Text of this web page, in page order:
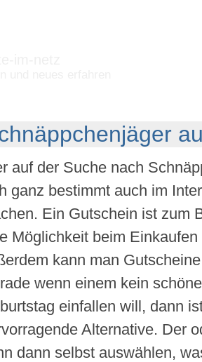
auf der Suche nach
ganz bestimmt auch im
Ein Gutschein ist zum
Möglichkeit beim
kann man
wenn einem kein
einfallen will, dann
Alternative. Der
dann selbst auswählen,